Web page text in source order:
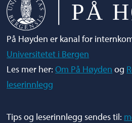
På Høyden er kanal for
Universitetet i Bergen
Les mer her:Om På Høyden og
leserinnlegg
Tips og leserinnlegg sendes til: